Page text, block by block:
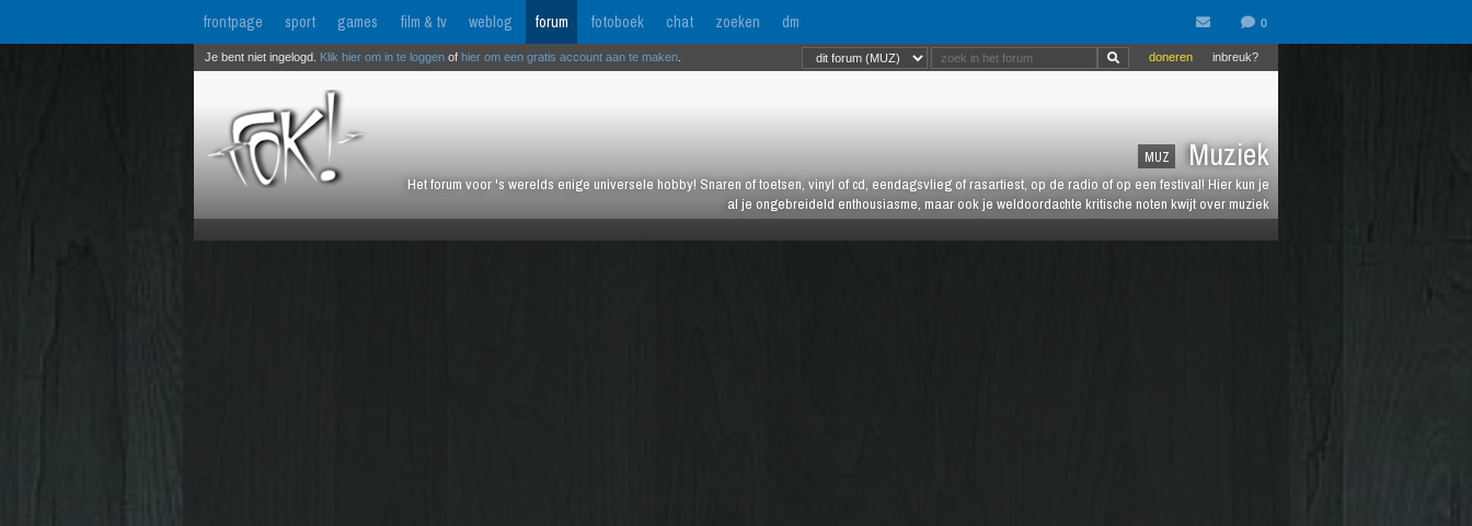
frontpage sport games film & tv weblog forum fotoboek chat zoeken dm
MUZ Muziek
Het forum voor 's werelds enige universele hobby! Snaren of toetsen, vinyl of cd, eendagsvlieg of rasartiest, op de radio of op een festival! Hier kun je
al je ongebreideld enthousiasme, maar ook je weldoordachte kritische noten kwijt over muziek
inbreuk?
doneren
Je bent niet ingelogd. Klik hier om in te loggen of hier om een gratis account aan te maken